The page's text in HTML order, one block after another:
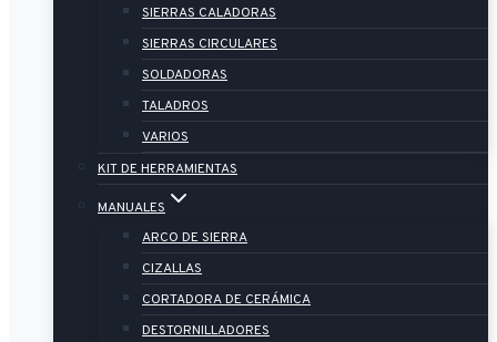
SIERRAS CALADORAS
SIERRAS CIRCULARES
SOLDADORAS
TALADROS
VARIOS
KIT DE HERRAMIENTAS
MANUALES
ARCO DE SIERRA
CIZALLAS
CORTADORA DE CERÁMICA
DESTORNILLADORES